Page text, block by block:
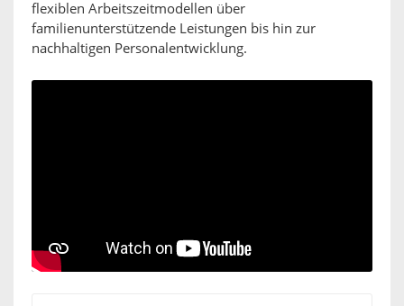
flexiblen Arbeitszeitmodellen über
familienunterstützende Leistungen bis hin zur
nachhaltigen Personalentwicklung.